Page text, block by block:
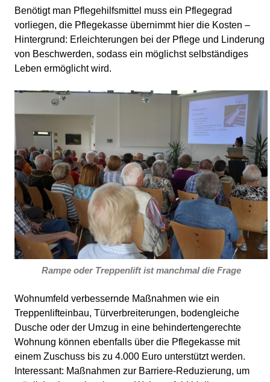
Benötigt man Pflegehilfsmittel muss ein Pflegegrad
vorliegen, die Pflegekasse übernimmt hier die Kosten –
Hintergrund: Erleichterungen bei der Pflege und Linderung
von Beschwerden, sodass ein möglichst selbständiges
Leben ermöglicht wird.
Rampe oder Treppenlift ist manchmal die Frage
Wohnumfeld verbessernde Maßnahmen wie ein
Treppenlifteinbau, Türverbreiterungen, bodengleiche
Dusche oder der Umzug in eine behindertengerechte
Wohnung können ebenfalls über die Pflegekasse mit
einem Zuschuss bis zu 4.000 Euro unterstützt werden.
Interessant: Maßnahmen zur Barriere-Reduzierung, um